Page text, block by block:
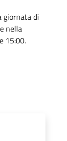
giornata di
nella
15:00.